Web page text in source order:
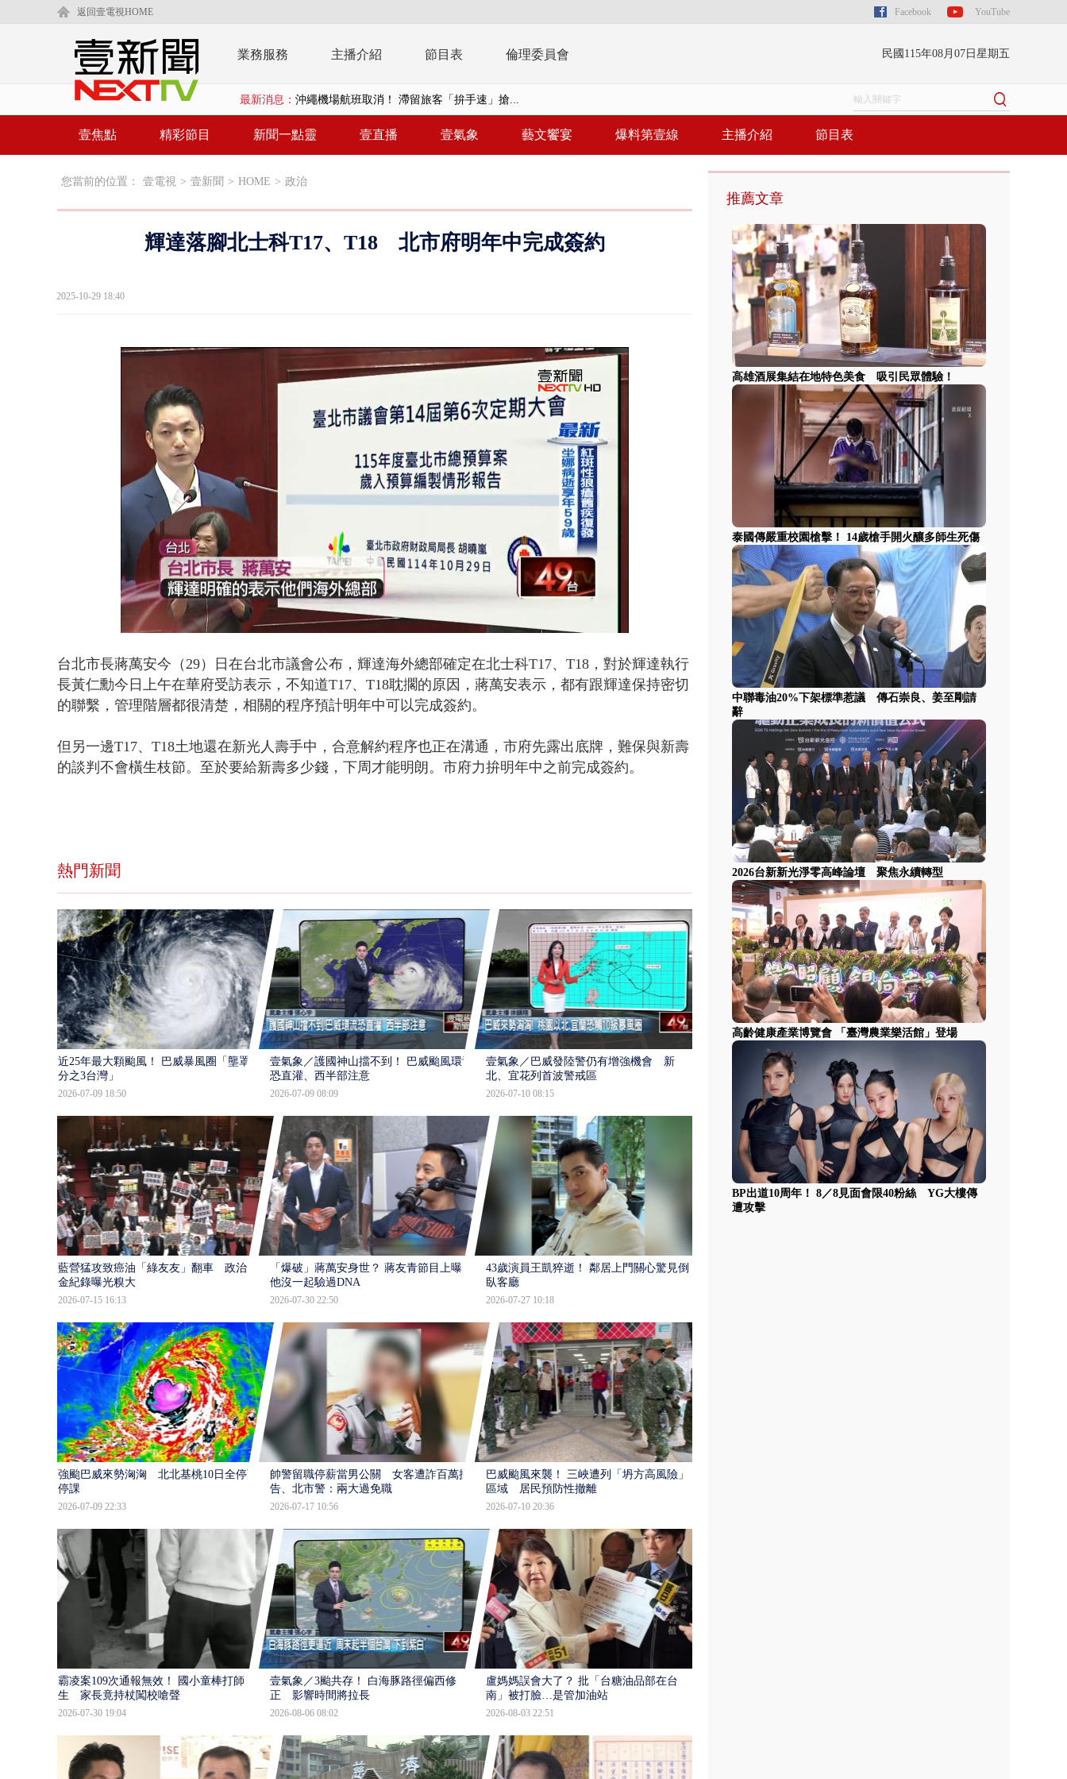
返回壹電視HOME Facebook YouTube
業務服務 主播介紹 節目表 倫理委員會 民國115年08月07日星期五
最新消息：
泰國傳嚴重校園槍擊！ 14歲槍手開火釀多師...
中聯毒油20%下架標準惹議 傳石崇良、姜至...
「疫苗採購」大逆轉！ 證實慈濟買BNT遭詐10...
白海豚海警！ 雨彈將炸台中以北 不排除明...
壹焦點 精彩節目 新聞一點靈 壹直播 壹氣象 藝文饗宴 爆料第壹線 主播介紹 節目表
您當前的位置： 壹電視 > 壹新聞 > HOME > 政治
輝達落腳北士科T17、T18 北市府明年中完成簽約
2025-10-29 18:40
Loaded:
35.43%
台北市長蔣萬安今（29）日在台北市議會公布，輝達海外總部確定在北士科T17、T18，對於輝達執行
長黃仁勳今日上午在華府受訪表示，不知道T17、T18耽擱的原因，蔣萬安表示，都有跟輝達保持密切
的聯繫，管理階層都很清楚，相關的程序預計明年中可以完成簽約。
但另一邊T17、T18土地還在新光人壽手中， 合意解約程序也正在溝通， 市府先露出底牌， 難保與新壽
的談判 不會橫生枝節。至於要給新壽多少錢，下周才能明朗。市府力拚明年中之前完成簽約。
熱門新聞
近25年最大顆颱風！ 巴威暴風圈「壟罩4
分之3台灣」
2026-07-09 18:50
壹氣象／護國神山擋不到！ 巴威颱風環流
恐直灌、西半部注意
2026-07-09 08:09
壹氣象／巴威發陸警仍有增強機會 新
北、宜花列首波警戒區
2026-07-10 08:15
藍營猛攻致癌油「綠友友」翻車 政治獻
金紀錄曝光糗大
2026-07-15 16:13
「爆破」蔣萬安身世？ 蔣友青節目上曝：
他沒一起驗過DNA
2026-07-30 22:50
43歲演員王凱猝逝！ 鄰居上門關心驚見倒
臥客廳
2026-07-27 10:18
強颱巴威來勢洶洶 北北基桃10日全停班
停課
2026-07-09 22:33
帥警留職停薪當男公關 女客遭詐百萬提
告、北市警：兩大過免職
2026-07-17 10:56
巴威颱風來襲！ 三峽遭列「坍方高風險」
區域 居民預防性撤離
2026-07-10 20:36
霸凌案109次通報無效！ 國小童棒打師
生 家長竟持杖闖校嗆聲
2026-07-30 19:04
壹氣象／3颱共存！ 白海豚路徑偏西修
正 影響時間將拉長
2026-08-06 08:02
盧媽媽誤會大了？ 批「台糖油品部在台
南」被打臉…是管加油站
2026-08-03 22:51
推薦文章
高雄酒展集結在地特色美食 吸引民眾體驗！
泰國傳嚴重校園槍擊！ 14歲槍手開火釀多師生死傷
中聯毒油20%下架標準惹議 傳石崇良、姜至剛請
辭
2026台新新光淨零高峰論壇 聚焦永續轉型
高齡健康產業博覽會 「臺灣農業樂活館」登場
BP出道10周年！ 8／8見面會限40粉絲 YG大樓傳
遭攻擊